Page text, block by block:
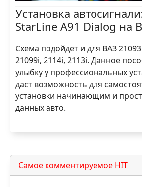
Установка
StarLine A91 Dialog на
Схема подойдет и для ВАЗ
21099i, 2114i, 2113i. Данное
улыбку у профессиональных
даст возможность для
установки начинающим и
данных авто.
Самое комментируемое HIT